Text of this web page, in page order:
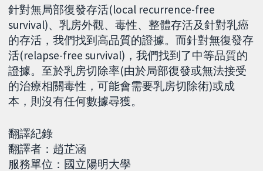
針對無局部復發存活(local recurrence-free
survival)、乳房外觀、毒性、整體存活及針對乳癌
的存活，我們找到高品質的證據。而針對無復發存
活(relapse-free survival)，我們找到了中等品質的
證據。至於乳房切除率(由於局部復發或無法接受
的治療相關毒性，可能會需要乳房切除術)或成
本，則沒有任何數據尋獲。
翻譯紀錄
翻譯者：趙芷涵
服務單位：國立陽明大學